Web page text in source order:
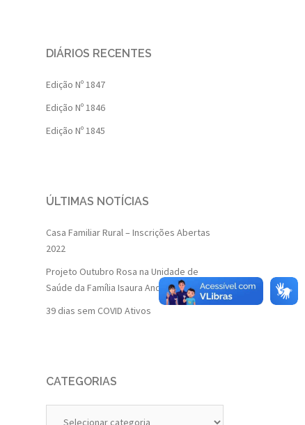
DIÁRIOS RECENTES
Edição Nº 1847
Edição Nº 1846
Edição Nº 1845
ÚLTIMAS NOTÍCIAS
Casa Familiar Rural – Inscrições Abertas
2022
Projeto Outubro Rosa na Unidade de
Saúde da Família Isaura Andrade
39 dias sem COVID Ativos
CATEGORIAS